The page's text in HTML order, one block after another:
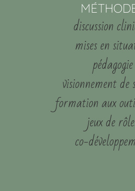
discussion
mises en
pédagogie
visionnement de
formation aux
jeux de
co-